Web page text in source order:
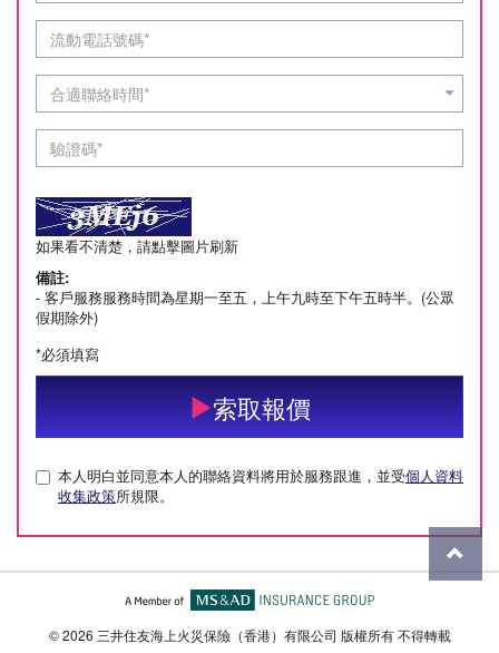
如果看不清楚，請點擊圖片刷新
備註:
- 客戶服務服務時間為星期一至五，上午九時至下午五時半。(公眾
假期除外)
*必須填寫
索取報價
本人明白並同意本人的聯絡資料將用於服務跟進，並受個人資料
收集政策所規限。
© 2026 三井住友海上火災保險（香港）有限公司 版權所有 不得轉載